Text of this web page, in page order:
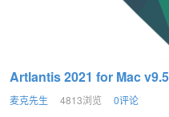
Artlantis 2021 for Mac
麦克先生 4813浏览 0评论